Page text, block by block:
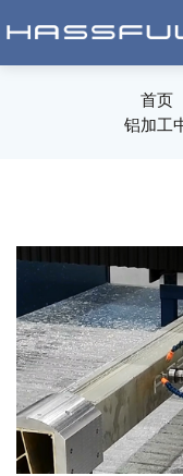
首页
铝加工